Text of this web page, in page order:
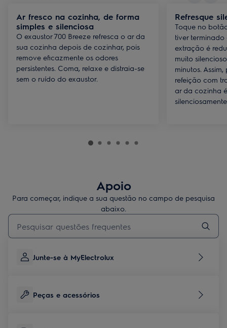
Ar fresco na cozinha, de forma
simples e silenciosa
O exaustor 700 Breeze refresca o ar da
sua cozinha depois de cozinhar, pois
remove eficazmente os odores
persistentes. Coma, relaxe e distraia-se
sem o ruído do exaustor.
Refresque
Toque no
tiver
extração é
muito
minutos.
refeição com
ar da cozinha
Apoio
Para começar, indique a sua questão no campo de pesquisa
abaixo.
Type to search for support articles
Junte-se à MyElectrolux
Peças e acessórios